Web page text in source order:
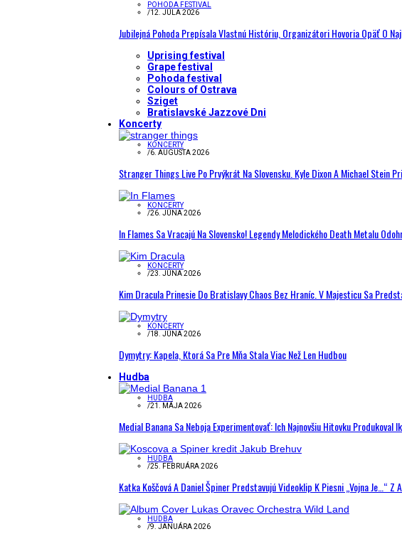
POHODA FESTIVAL
/12. JÚLA 2026
Jubilejná Pohoda Prepísala Vlastnú Históriu, Organizátori Hovoria Opäť O
Uprising festival
Grape festival
Pohoda festival
Colours of Ostrava
Sziget
Bratislavské Jazzové Dni
Koncerty
KONCERTY
/6. AUGUSTA 2026
Stranger Things Live Po Prvýkrát Na Slovensku. Kyle Dixon A Michael Stein
KONCERTY
/26. JÚNA 2026
In Flames Sa Vracajú Na Slovensko! Legendy Melodického Death Metalu
KONCERTY
/23. JÚNA 2026
Kim Dracula Prinesie Do Bratislavy Chaos Bez Hraníc. V Majesticu Sa
KONCERTY
/18. JÚNA 2026
Dymytry: Kapela, Ktorá Sa Pre Mňa Stala Viac Než Len Hudbou
Hudba
HUDBA
/21. MÁJA 2026
Medial Banana Sa Neboja Experimentovať: Ich Najnovšiu Hitovku Produkoval
HUDBA
/25. FEBRUÁRA 2026
Katka Koščová A Daniel Špiner Predstavujú Videoklip K Piesni „Vojna Je…“ Z
HUDBA
/9. JANUÁRA 2026